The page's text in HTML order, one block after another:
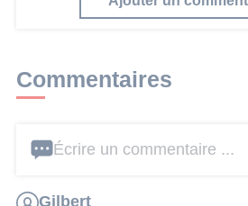
Commentaires
Écrire un commentaire ...
Gilbert